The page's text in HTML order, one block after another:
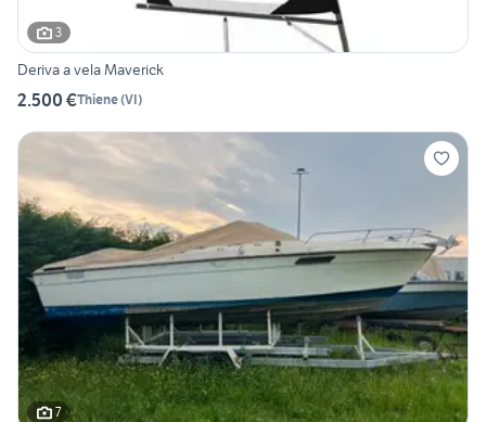
3
Deriva a vela Maverick
2.500 €Thiene(VI)
7